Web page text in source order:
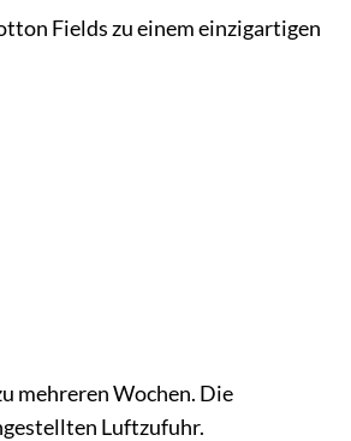
Fields zu einem einzigartigen
mehreren Wochen. Die
Luftzufuhr.